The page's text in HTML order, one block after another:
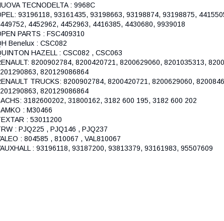
TECNODELTA : 9968C
93196118, 93161435, 93198663, 93198874, 93198875,
4452962, 4452963, 4416385, 4430680, 9939018
PARTS : FSC409310
Benelux : CSC082
HAZELL : CSC082 , CSC063
8200902784, 8200420721, 8200629060, 8201035313,
820129086864
TRUCKS: 8200902784, 8200420721, 8200629060,
820129086864
3182600202, 31800162, 3182 600 195, 3182 600 202
: M30466
: 53011200
: PJQ225 , PJQ146 , PJQ237
: 804585 , 810067 , VAL810067
: 93196118, 93187200, 93813379, 93161983, 95507609